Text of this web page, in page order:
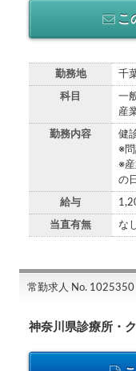
こ
勤務地 千
科目
一
産
勤務内容
健
※
※
の
給与
当直有無 な
常勤求人 No. 1025350
神奈川県診療所・